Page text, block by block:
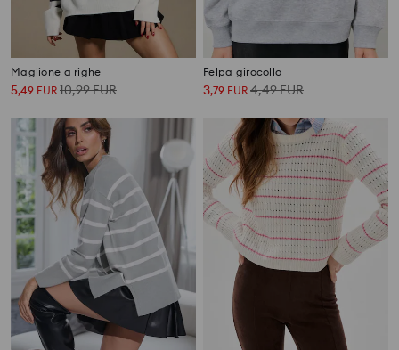
Maglione a righe
5,49 EUR10,99EUR
Felpa girocollo
3,79 EUR4,49EUR